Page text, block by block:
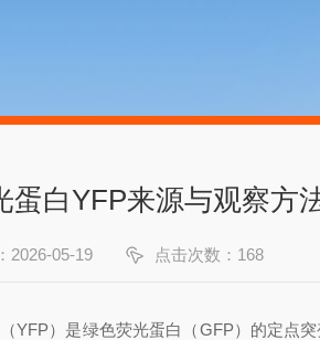
蛋白YFP来源与观察方
2026-05-19 点击次数：168
YFP）是绿色荧光蛋白（GFP）的定点